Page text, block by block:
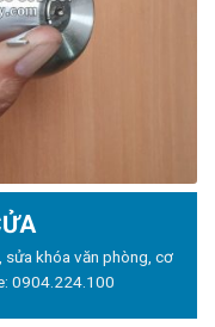
sửa khóa văn phòng, cơ
0904.224.100